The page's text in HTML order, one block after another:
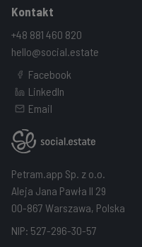
Kontakt
+48 881 460 820
hello@social.estate
Facebook
LinkedIn
Email
Petram.app Sp. z o.o.
Aleja Jana Pawła II 29
00-867 Warszawa, Polska
NIP: 527-296-30-57